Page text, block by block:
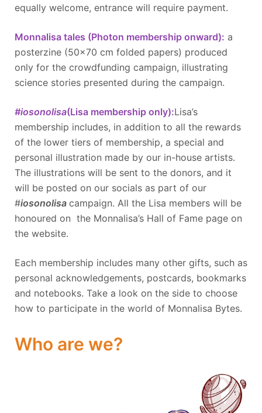
equally welcome, entrance will require payment.
Monnalisa tales (Photon membership onward): a
posterzine (50x70 cm folded papers) produced
only for the crowdfunding campaign, illustrating
science stories presented during the campaign.
#iosonolisa(Lisa membership only):Lisa’s
membership includes, in addition to all the rewards
of the lower tiers of membership, a special and
personal illustration made by our in-house artists.
The illustrations will be sent to the donors, and it
will be posted on our socials as part of our
#iosonolisa campaign. All the Lisa members will be
honoured on the Monnalisa’s Hall of Fame page on
the website.
Each membership includes many other gifts, such as
personal acknowledgements, postcards, bookmarks
and notebooks. Take a look on the side to choose
how to participate in the world of Monnalisa Bytes.
Who are we?